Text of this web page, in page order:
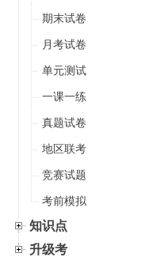
期末试卷
月考试卷
单元测试
一课一练
真题试卷
地区联考
竞赛试题
考前模拟
知识点
升级考